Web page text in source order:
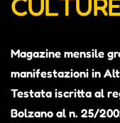
Magazine mensile
manifestazioni in
Testata iscritta al
Bolzano al n. 25/